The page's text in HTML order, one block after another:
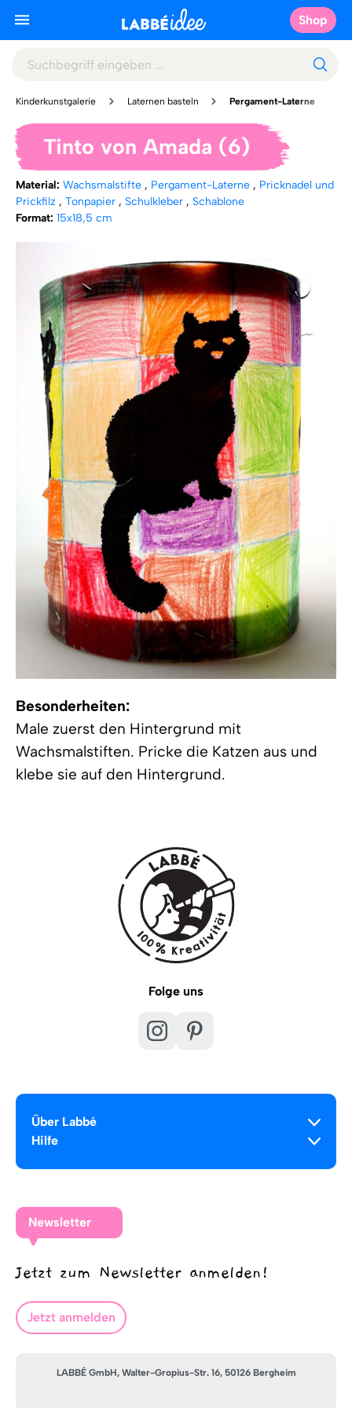
Shop
Kinderkunstgalerie Laternen basteln Pergament-Laterne
Tinto von Amada (6)
Material: Wachsmalstifte , Pergament-Laterne , Pricknadel und
Prickfilz , Tonpapier , Schulkleber , Schablone
Format: 15x18,5 cm
Besonderheiten:
Male zuerst den Hintergrund mit
Wachsmalstiften. Pricke die Katzen aus und
klebe sie auf den Hintergrund.
Folge uns
Über Labbé
Hilfe
Newsletter
Jetzt zum Newsletter anmelden!
Jetzt anmelden
LABBÉ GmbH, Walter-Gropius-Str. 16, 50126 Bergheim